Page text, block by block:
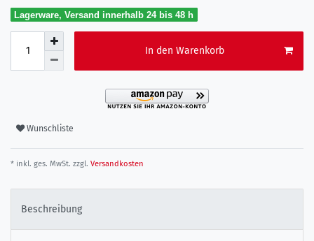
Lagerware, Versand innerhalb 24 bis 48 h
In den Warenkorb
Wunschliste
* inkl. ges. MwSt. zzgl. Versandkosten
Beschreibung